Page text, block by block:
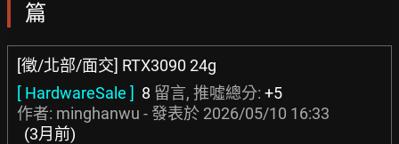
篇
[徵/北部/面交] RTX3090 24g
[ HardwareSale ] 8 留言, 推噓總分: +5
作者: minghanwu - 發表於 2026/05/10 16:33
(3月前)